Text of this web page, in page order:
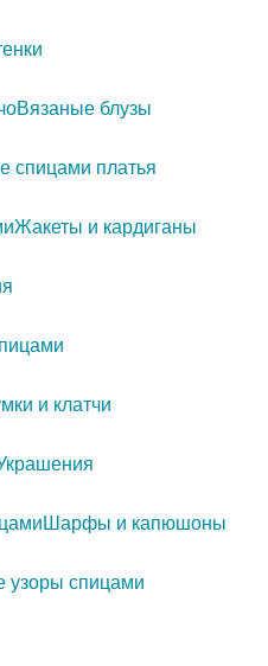
Вязаные блузы
спицами платья
Жакеты и кардиганы
и клатчи
Шарфы и капюшоны
узоры спицами